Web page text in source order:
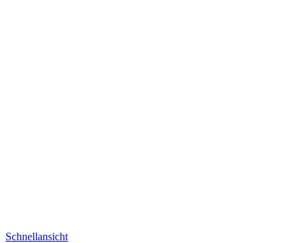
Schnellansicht